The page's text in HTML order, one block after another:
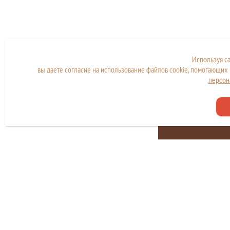
разработки и
Используя
вы даете согласие на использование файлов cookie,